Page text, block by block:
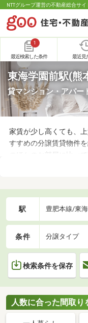
NTTグループ運営の不動産総合サ
1
最近検索した条件 最近見
東海学園前駅(熊
貸マンション・アパー
家賃が少し高くても、
すすめの分譲賃貸物件
のほかのお部屋に比べ
には高級感のある内装
貸物件のなかから、気
駅 豊肥本線/東
条件 分譲タイプ
検索条件を保存
人数に合った間取り